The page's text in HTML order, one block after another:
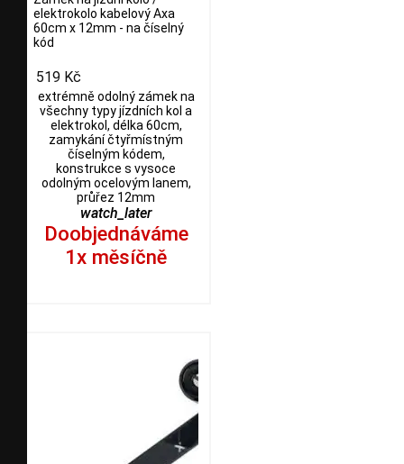
elektrokolo kabelový Axa
60cm x 12mm - na číselný
kód
519 Kč
extrémně odolný zámek na
všechny typy jízdních kol a
elektrokol, délka 60cm,
zamykání čtyřmístným
číselným kódem,
konstrukce s vysoce
odolným ocelovým lanem,
průřez 12mm
watch_later
Doobjednáváme
1x měsíčně